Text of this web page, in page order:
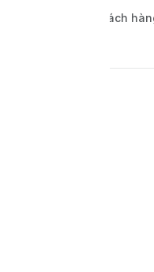
Bảo mật thông tin khách